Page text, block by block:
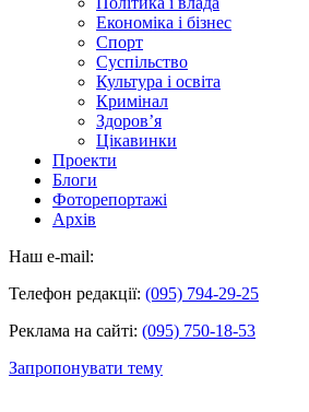
Економіка і бізнес
Спорт
Суспільство
Культура і освіта
Кримінал
Здоров’я
Цікавинки
Проекти
Блоги
Фоторепортажі
Архів
Наш e-mail:
Телефон редакції: (095) 794-29-25
Реклама на сайті: (095) 750-18-53
Запропонувати тему